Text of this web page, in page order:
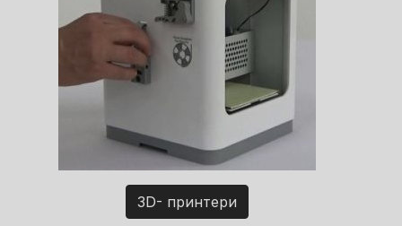
3D- принтери